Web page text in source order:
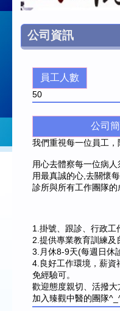
公司資訊
員工人數
50
公司
我們重視每一位員工
用心去體察每一位病
用最真誠的心,去關懷
診所與所有工作團隊
1.掛號、跟診、行政工
2.提供專業教育訓練及
3.月休8-9天(每週日休
4.良好工作環境，薪資
免經驗可。
歡迎態度親切、活撥大
加入臻觀中醫的團隊